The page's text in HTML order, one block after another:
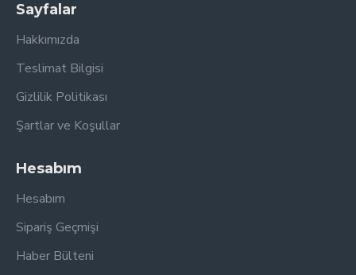
Sayfalar
Hakkımızda
Teslimat Bilgisi
Gizlilik Politikası
Şartlar ve Koşullar
Hesabım
Hesabım
Sipariş Geçmişi
Haber Bülteni